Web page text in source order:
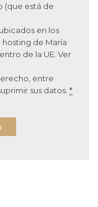
(que está de
en los
de María
de la UE. Ver
entre
sus datos. *